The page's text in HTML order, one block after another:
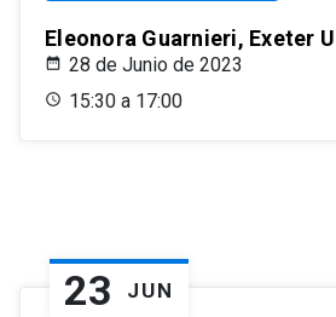
Eleonora Guarnieri, Exeter
28 de Junio de 2023
15:30 a 17:00
23 JUN